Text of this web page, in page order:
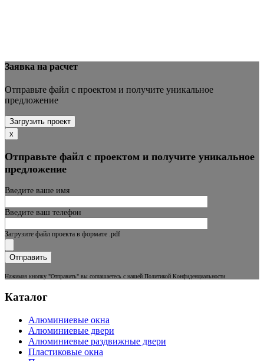
Заявка на расчет
Отправьте файл с проектом и получите уникальное
предложение
Загрузить проект
х
Отправьте файл с проектом и получите уникальное
предложение
Введите ваше имя
Введите ваш телефон
Загрузите файл проекта в формате .pdf
Нажимая кнопку "Отправить" вы соглашаетесь с нашей Политикой Конфиденциальности
Каталог
Алюминиевые окна
Алюминиевые двери
Алюминиевые раздвижные двери
Пластиковые окна